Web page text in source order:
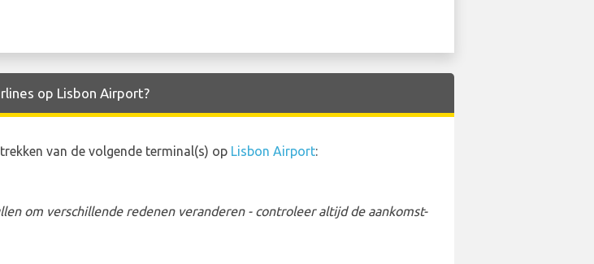
op Lisbon Airport?
van de volgende terminal(s) op Lisbon Airport:
om verschillende redenen veranderen - controleer altijd de aankomst-